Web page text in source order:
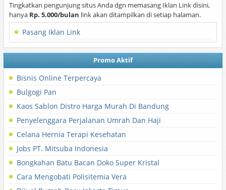
Tingkatkan pengunjung situs Anda dgn memasang Iklan Link disini,
hanya Rp. 5.000/bulan link akan ditampilkan di setiap halaman.
Pasang Iklan Link
Promo Aktif
Bisnis Online Terpercaya
Bulgogi Pan
Kaos Sablon Distro Harga Murah Di Bandung
Penyelenggara Perjalanan Umrah Dan Haji
Celana Hernia Terapi Kesehatan
Jobs PT. Mitsuba Indonesia
Bongkahan Batu Bacan Doko Super Kristal
Cara Mengobati Polisitemia Vera